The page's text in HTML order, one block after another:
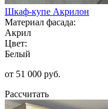
Шкаф-купе Акрилон
Материал фасада:
Акрил
Цвет:
Белый
от 51 000 руб.
Рассчитать